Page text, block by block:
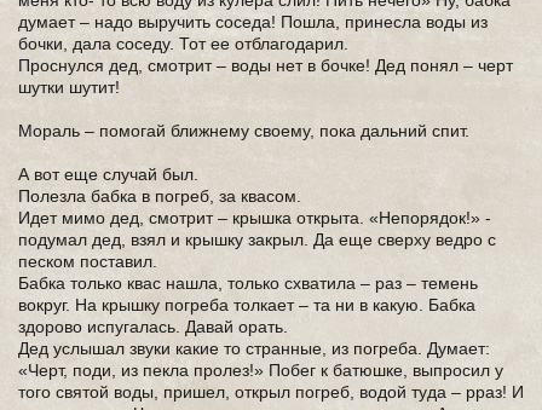
думает – надо выручить соседа! Пошла, принесла воды из
бочки, дала соседу. Тот ее отблагодарил.
Проснулся дед, смотрит – воды нет в бочке! Дед понял – черт
шутки шутит!
Мораль – помогай ближнему своему, пока дальний спит.
А вот еще случай был.
Полезла бабка в погреб, за квасом.
Идет мимо дед, смотрит – крышка открыта. «Непорядок!» -
подумал дед, взял и крышку закрыл. Да еще сверху ведро с
песком поставил.
Бабка только квас нашла, только схватила – раз – темень
вокруг. На крышку погреба толкает – та ни в какую. Бабка
здорово испугалась. Давай орать.
Дед услышал звуки какие то странные, из погреба. Думает:
«Черт, поди, из пекла пролез!» Побег к батюшке, выпросил у
того святой воды, пришел, открыл погреб, водой туда – рраз! И